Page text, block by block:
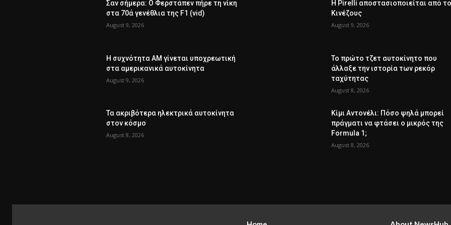
Σαν σήμερα: Ο Φερστάπεν πήρε τη νίκη
στα 70ά γενέθλια της F1 (vid)
August 9, 2026
Η Pirelli αποστασιοποιείται από
Κινέζους
August 9, 2026
Η συχνότητα AM γίνεται υποχρεωτική
στα αμερικανικά αυτοκίνητα
August 9, 2026
Το πρώτο τζετ αυτοκίνητο που
άλλαξε την ιστορία των ρεκόρ
ταχύτητας
August 8, 2026
Τα ακριβότερα ηλεκτρικά αυτοκίνητα
στον κόσμο
August 8, 2026
Κίμι Αντονέλι: Πόσο ψηλά μπορεί
πράγματι να φτάσει ο μικρός της
Formula 1;
August 8, 2026